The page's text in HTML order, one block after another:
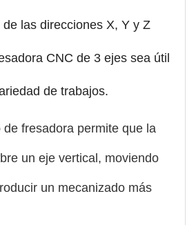
las direcciones X, Y y Z
CNC de 3 ejes sea útil
de trabajos.
de fresadora permite que la
un eje vertical, moviendo
un mecanizado más